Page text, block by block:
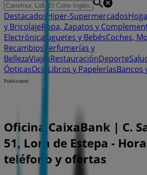
DestacadosHiper-Supermercados
y BricolajeRopa, Zapatos y
Electrónica Juguetes y BebésCoches,
Recambios Perfumerías y
BellezaViajesRestauraciónDeporte
ÓpticasOcio Libros y PapeleríasBancos
Publicidad
Oficina CaixaBank | C.
51, Lora de Estepa -
teléfono y ofertas